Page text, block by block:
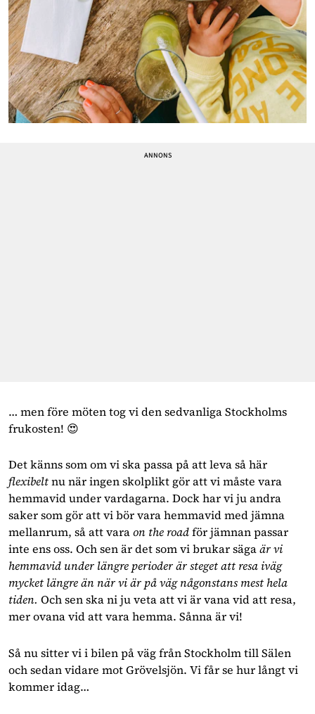
… men före möten tog vi den sedvanliga Stockholms
frukosten! 😍
Det känns som om vi ska passa på att leva så här
flexibeltnu när ingen skolplikt gör att vi måste vara
hemmavid under vardagarna. Dock har vi ju andra
saker som gör att vi bör vara hemmavid med jämna
mellanrum, så att varaon the roadför jämnan passar
inte ens oss. Och sen är det som vi brukar sägaär vi
hemmavid under längre perioder är steget att resa iväg
mycket längre än när vi är på väg någonstans mest hela
tiden. Och sen ska ni ju veta att vi är vana vid att resa,
mer ovana vid att vara hemma. Sånna är vi!
Så nu sitter vi i bilen på väg från Stockholm till Sälen
och sedan vidare mot Grövelsjön. Vi får se hur långt vi
kommer idag…